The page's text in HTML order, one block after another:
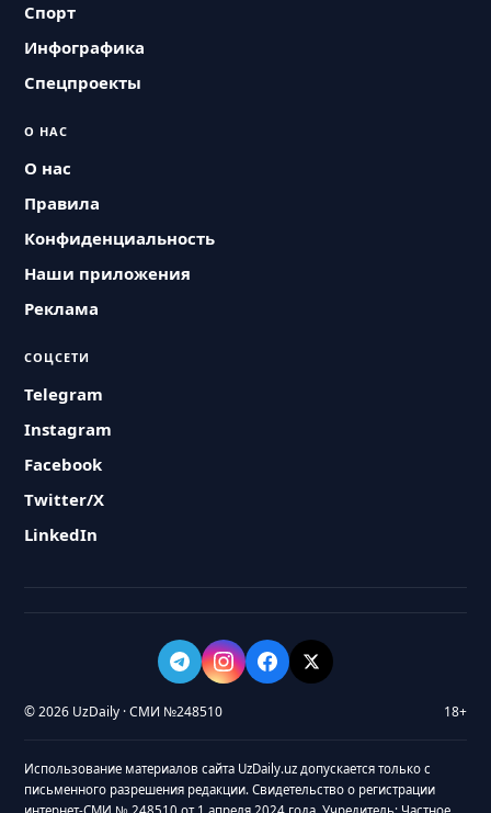
Спорт
Инфографика
Спецпроекты
О НАС
О нас
Правила
Конфиденциальность
Наши приложения
Реклама
СОЦСЕТИ
Telegram
Instagram
Facebook
Twitter/X
LinkedIn
© 2026 UzDaily · СМИ №248510 18+
Использование материалов сайта UzDaily.uz допускается только с
письменного разрешения редакции. Свидетельство о регистрации